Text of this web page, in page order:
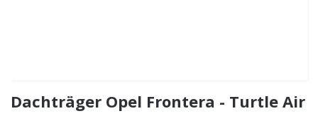
Dachträger Opel Frontera - Turtle Air